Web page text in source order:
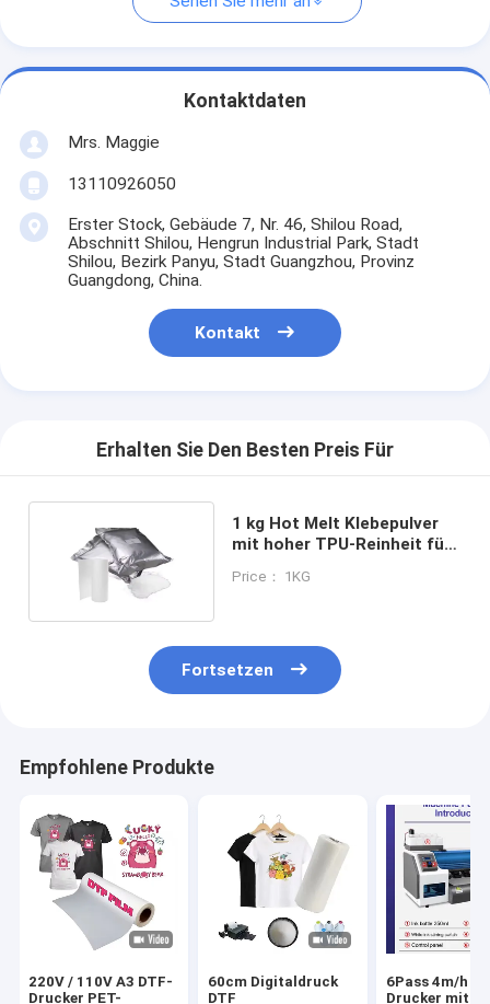
Kontaktdaten
Mrs. Maggie
13110926050
Erster Stock, Gebäude 7, Nr. 46, Shilou Road,
Abschnitt Shilou, Hengrun Industrial Park, Stadt
Shilou, Bezirk Panyu, Stadt Guangzhou, Provinz
Guangdong, China.
Kontakt
Erhalten Sie Den Besten Preis Für
1 kg Hot Melt Klebepulver
mit hoher TPU-Reinheit für
Price： 1KG
Fortsetzen
Empfohlene Produkte
220V / 110V A3 DTF-
Drucker PET-
60cm Digitaldruck
DTF
6Pass 4m/h
Drucker mit